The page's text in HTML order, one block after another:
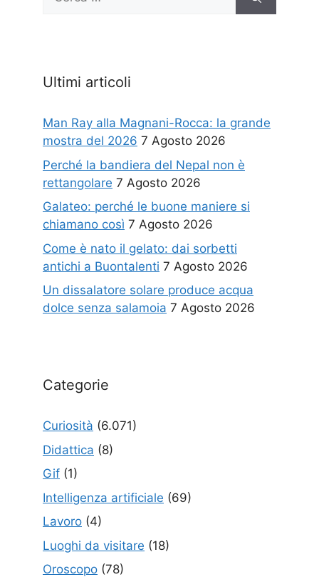
Ultimi articoli
Man Ray alla Magnani-Rocca: la grande
mostra del 2026 7 Agosto 2026
Perché la bandiera del Nepal non è
rettangolare 7 Agosto 2026
Galateo: perché le buone maniere si
chiamano così 7 Agosto 2026
Come è nato il gelato: dai sorbetti
antichi a Buontalenti 7 Agosto 2026
Un dissalatore solare produce acqua
dolce senza salamoia 7 Agosto 2026
Categorie
Curiosità (6.071)
Didattica (8)
Gif (1)
Intelligenza artificiale (69)
Lavoro (4)
Luoghi da visitare (18)
Oroscopo (78)